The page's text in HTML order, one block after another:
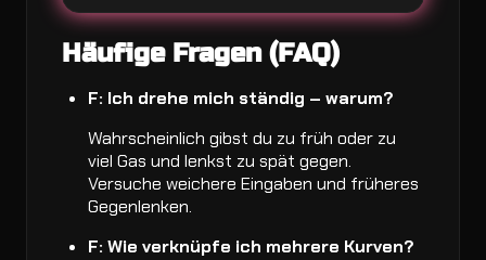
Häufige Fragen (FAQ)
F: Ich drehe mich ständig – warum?
Wahrscheinlich gibst du zu früh oder zu
viel Gas und lenkst zu spät gegen.
Versuche weichere Eingaben und früheres
Gegenlenken.
F: Wie verknüpfe ich mehrere Kurven?